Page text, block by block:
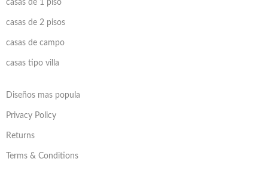
casas de 1 piso
casas de 2 pisos
casas de campo
casas tipo villa
Diseños mas popula
Privacy Policy
Returns
Terms & Conditions